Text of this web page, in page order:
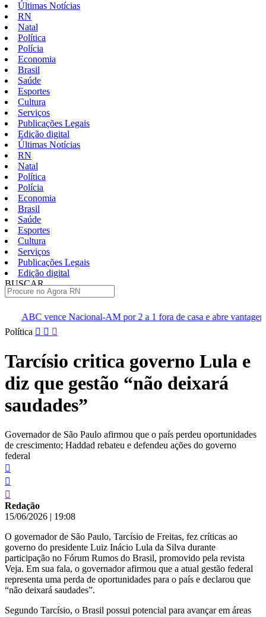
Últimas Notícias
RN
Natal
Política
Polícia
Economia
Brasil
Saúde
Esportes
Cultura
Serviços
Publicações Legais
Edição digital
Últimas Notícias
RN
Natal
Política
Polícia
Economia
Brasil
Saúde
Esportes
Cultura
Serviços
Publicações Legais
Edição digital
BUSCAR
AM por 2 a 1 fora de casa e abre vantagem nas quartas
Pular
conteúdo
Política
Tarcísio critica governo Lula e
diz que gestão “não deixará
saudades”
Governador de São Paulo afirmou que o país perdeu oportunidades
de crescimento; Haddad rebateu e defendeu ações do governo
federal
Redação
15/06/2026 | 19:08
O governador de São Paulo, Tarcísio de Freitas, fez críticas ao
governo do presidente Luiz Inácio Lula da Silva durante
participação no Fórum Rumos do Brasil, promovido pela revista
Veja. Em sua fala, o governador afirmou que a atual gestão federal
representa uma perda de oportunidades para o país e declarou que
“não deixará saudades”.
Segundo Tarcísio, o Brasil possui potencial para avançar em áreas